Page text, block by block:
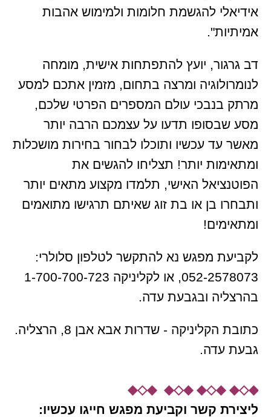
אידיאלי להגשמת חלומות ולמימוש אהבות
אמיתיות".
דב גרגור, יועץ להתפתחות אישית, מומחה
לנומרולוגיה ומרצה בתחום, מזמין אתכם למסע
מרתק בנבכי עולם המספרים הפרטי שלכם,
מסע שבסופו תדעו על עצמכם הרבה יותר
מאשר עד עכשיו ותוכלו לבחור בחירות מושכלות
ומתאימות יותר! תצליחו להגשים את
הפוטנציאל האישי, תלמדו מקצוע מתאים יותר
ותבחרו בן או בת זוג שאיתם תרגישו מתואמים
ומתאימים!
לקביעת מפגש נא להתקשר לטלפון סלולרי:
052-2578073, או לקליניקה 1-700-700-723
בהרצליה ובגבעת עדה.
כתובת הקליניקה - שדרות אבא אבן 8, הרצליה.
גבעת עדה.
◆◇◆ ◆◇◆ ◆◇◆ ◆◇◆
ליצירת קשר וקביעת מפגש חייגו עכשיו: